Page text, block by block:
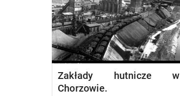
Zakłady hutnicze w
Chorzowie.